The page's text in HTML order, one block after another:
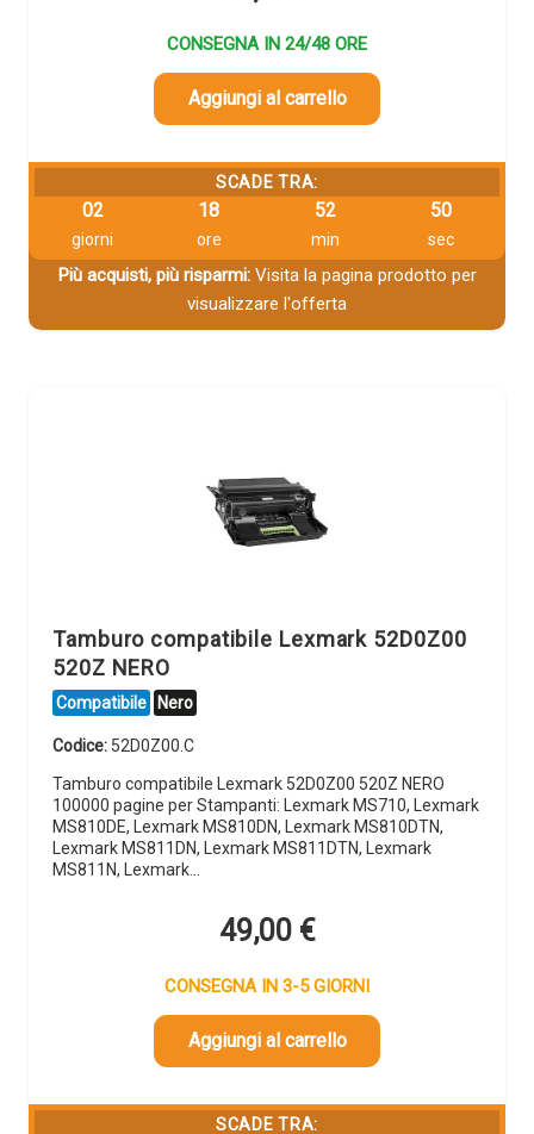
CONSEGNA IN 24/48 ORE
Aggiungi al carrello
SCADE TRA:
02
giorni
18
ore
52
min
49
sec
Più acquisti, più risparmi:Visita la pagina prodotto per
visualizzare l'offerta
Tamburo compatibile Lexmark 52D0Z00
520Z NERO
Compatibile Nero
Codice: 52D0Z00.C
Tamburo compatibile Lexmark 52D0Z00 520Z NERO
100000 pagine per Stampanti: Lexmark MS710, Lexmark
MS810DE, Lexmark MS810DN, Lexmark MS810DTN,
Lexmark MS811DN, Lexmark MS811DTN, Lexmark
MS811N, Lexmark…
49,00 €
CONSEGNA IN 3-5 GIORNI
Aggiungi al carrello
SCADE TRA: